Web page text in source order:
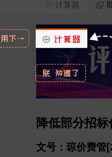
计算器
降低部分招
文号：琼价费管